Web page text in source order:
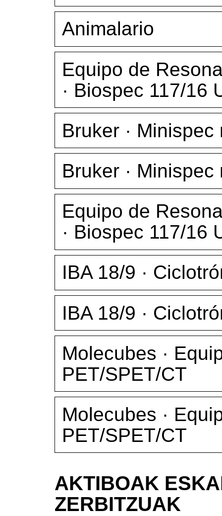
Animalario
Equipo de
· Biospec 117/16
Bruker · Minispec
Bruker · Minispec
Equipo de
· Biospec 117/16
IBA 18/9 ·
IBA 18/9 ·
Molecubes ·
PET/SPET/CT
Molecubes ·
PET/SPET/CT
AKTIBOAK
ZERBITZUAK